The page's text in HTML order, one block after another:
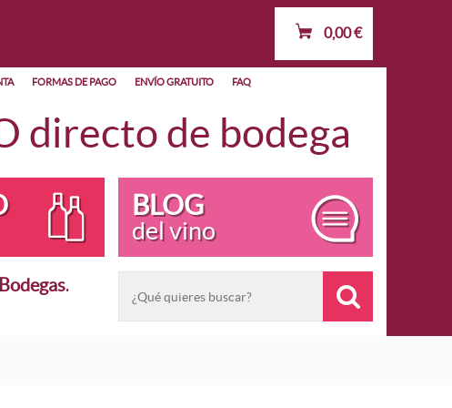
0,00€
FORMAS DE PAGO ENVÍO GRATUITO FAQ
directo de bodega
BLOG
del vino
POR AÑADA
.